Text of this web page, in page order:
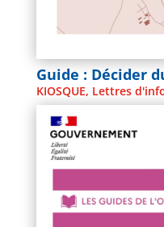
Guide : Décider
KIOSQUE, Lettres